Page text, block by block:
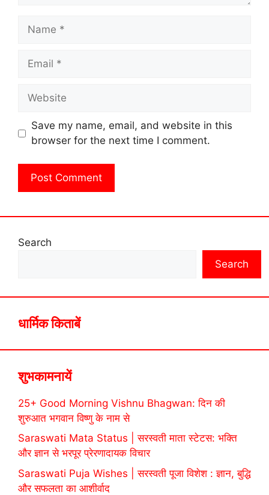
Name
Email
Website
Save my name, email, and website in this
browser for the next time I comment.
Search
Search
धार्मिक किताबें
शुभकामनायें
25+ Good Morning Vishnu Bhagwan: दिन की
शुरुआत भगवान विष्णु के नाम से
Saraswati Mata Status | सरस्वती माता स्टेटस: भक्ति
और ज्ञान से भरपूर प्रेरणादायक विचार
Saraswati Puja Wishes | सरस्वती पूजा विशेश : ज्ञान, बुद्धि
और सफलता का आशीर्वाद